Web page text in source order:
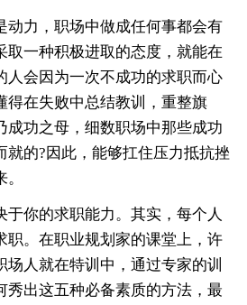
力，职场中做成任何事都会有
取一种积极进取的态度，就能在
人会因为一次不成功的求职而心
得在失败中总结教训，重整旗
成功之母，细数职场中那些成功
就的?因此，能够扛住压力抵抗挫
你的求职能力。其实，每个人
职。在职业规划家的课堂上，许
场人就在特训中，通过专家的训
秀出这五种必备素质的方法，最